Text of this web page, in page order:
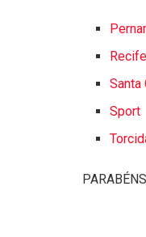
Recife
Santa
Sport